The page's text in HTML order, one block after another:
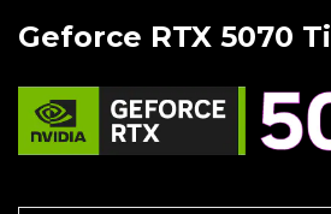
Geforce RTX 5070 Ti